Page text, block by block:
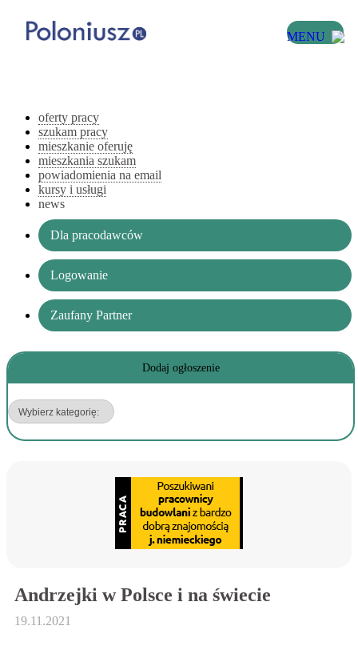
MENU
oferty pracy
szukam pracy
mieszkanie oferuję
mieszkania szukam
powiadomienia na email
kursy i usługi
news
Dla pracodawców
Logowanie
Zaufany Partner
Dodaj ogłoszenie
Andrzejki w Polsce i na świecie
19.11.2021